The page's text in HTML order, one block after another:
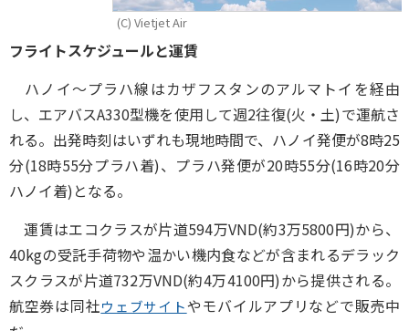
(C) Vietjet Air
フライトスケジュールと運賃
ハノイ～プラハ線はカザフスタンのアルマトイを経由
し、エアバスA330型機を使用して週2往復(火・土)で運航さ
れる。出発時刻はいずれも現地時間で、ハノイ発便が8時25
分(18時55分プラハ着)、プラハ発便が20時55分(16時20分
ハノイ着)となる。
運賃はエコクラスが片道594万VND(約3万5800円)から、
40kgの受託手荷物や温かい機内食などが含まれるデラック
スクラスが片道732万VND(約4万4100円)から提供される。
航空券は同社ウェブサイトやモバイルアプリなどで販売中